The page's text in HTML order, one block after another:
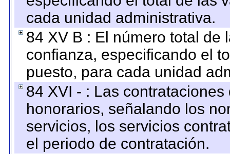
cada unidad administrativa.
84 XV B : El número total de
confianza, especificando el
puesto, para cada unidad
84 XVI - : Las
honorarios, señalando los
servicios, los servicios
el periodo de contratación.